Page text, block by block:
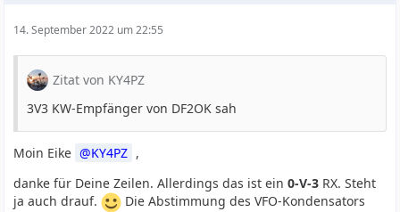
14. September 2022 um 22:55
Zitat von KY4PZ
3V3 KW-Empfänger von DF2OK sah
Moin Eike KY4PZ ,
danke für Deine Zeilen. Allerdings das ist ein0-V-3 RX. Steht
ja auch drauf.
Die Abstimmung des VFO-Kondensators